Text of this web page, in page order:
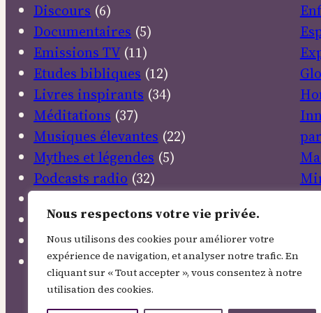
Nous respectons votre vie privée.
Nous utilisons des cookies pour améliorer votre
expérience de navigation, et analyser notre trafic. En
cliquant sur « Tout accepter », vous consentez à notre
utilisation des cookies.
Discours (6)
Documentaires (5)
Emissions TV(11)
Etudes bibliques (12)
Livres inspirants (34)
Méditations (37)
Musiques élevantes (22)
Mythes et légendes (5)
Podcasts radio (32)
Prières (38)
Sanctuaires(4)
Textes sacrés(30)